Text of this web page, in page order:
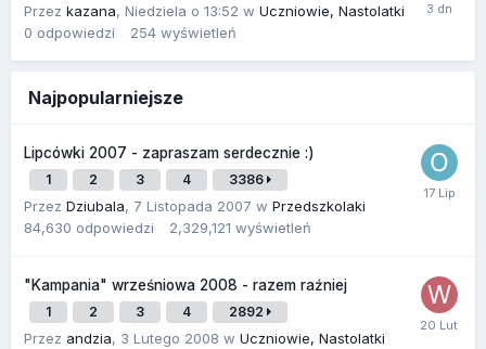
Przez kazana, Niedziela o 13:52 w Uczniowie, Nastolatki
0 odpowiedzi 254 wyświetleń
Najpopularniejsze
Lipcówki 2007 - zapraszam serdecznie :)
1 2 3 4 3386
Przez Dziubala, 7 Listopada 2007 w Przedszkolaki
84,630 odpowiedzi 2,329,121 wyświetleń
"Kampania" wrześniowa 2008 - razem raźniej
1 2 3 4 2892
Przez andzia, 3 Lutego 2008 w Uczniowie, Nastolatki